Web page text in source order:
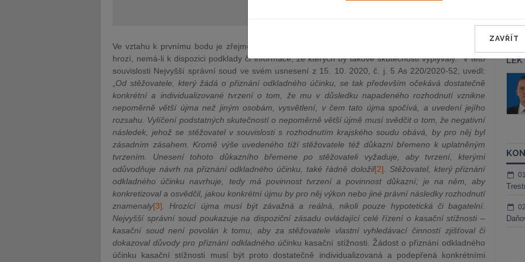
Ve vztahu k prvnímu bodu je zřejmé, že soud není schopen rozhodnout, zda taková újma žalobci
hrozí, nemá-li k dispozici podklady či informace, ze kterých by takové skutečnosti vyplývaly. V této
souvislosti Nejvyšší správní soud ve svém usnesení z 15. 10. 2020, č. j. 5 As 220/2020-52, uvedl:
Od stěžovatele, který žádá o přiznání odkladného účinku, se tak především očekává dostatečně
konkrétní a individualizované tvrzení o tom, že mu v důsledku napadeného rozhodnutí vznikne
nepoměrně větší újma než jiným osobám, vysvětlení, v čem tato újma spočívá, a uvedení jejího
rozsahu. Vylíčení podstatných skutečností o nepoměrně větší újmě musí svědčit o tom, že negativní
následek, jehož se stěžovatel v souvislosti s rozhodnutím krajského soudu obává, by pro něj byl
zásadním zásahem. Kromě výše uvedeného tíží stěžovatele též důkazní břemeno k uplatněným
tvrzením. Unesení tohoto důkazního břemene po stěžovateli vyžaduje, aby tvrzení, kterými
odůvodňuje návrh na přiznání odkladného účinku, také řádně doložil[2]
Stěžovatel, který přiznání
odkladného účinku navrhuje, tedy má povinnost tvrzení a povinnost důkazní; je na něm, aby
konkretizoval a osvědčil, jakou konkrétní újmu by pro něj výkon nebo jiné právní následky rozhodnutí
znamenaly[3] . Hrozící újma musí být závažná a reálná, nikoli pouze hypotetická či bagatelní.
Nejvyšší správní soud poukazuje na dispoziční zásadu ovládající celé řízení o kasační stížnosti –
kasační soud není povolán k tomu, aby za stěžovatele vlastní vyhledávací činností zjišťoval či
dokazoval důvody pro přiznání odkladného účinku kasační stížnosti. Žádost o přiznání odkladného
účinku kasační stížnosti musí být proto dostatečně individualizovaná a podepřená konkrétními
JUDr. Tomáš Nielsen
JUDr. Tomáš Sokol
Kurzy lektora
JUDr. Martin Maisner, Ph.D.,
Kurzy lektora
ZAVŘÍT